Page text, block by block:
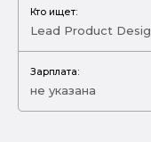
Кто ищет:
Lead Product
Зарплата:
не указана